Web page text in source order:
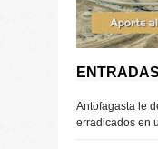
Antofagasta le
erradicados en